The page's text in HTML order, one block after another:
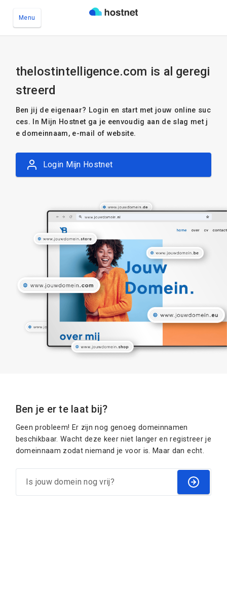
Menu
thelostintelligence.com is al geregi
streerd
Ben jij de eigenaar? Login en start met jouw online suc
ces. In Mijn Hostnet ga je eenvoudig aan de slag met j
e domeinnaam, e-mail of website.
Login Mijn Hostnet
Ben je er te laat bij?
Geen probleem! Er zijn nog genoeg domeinnamen
beschikbaar. Wacht deze keer niet langer en registreer je
domeinnaam zodat niemand je voor is. Maar dan echt.